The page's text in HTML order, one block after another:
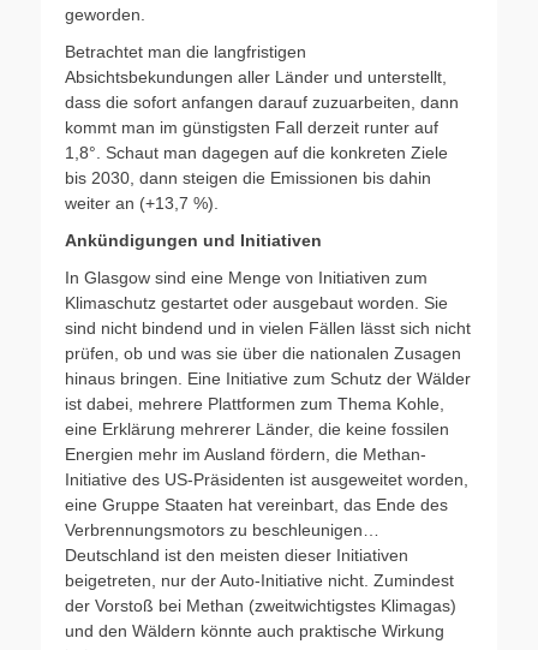
geworden.
Betrachtet man die langfristigen
Absichtsbekundungen aller Länder und unterstellt,
dass die sofort anfangen darauf zuzuarbeiten, dann
kommt man im günstigsten Fall derzeit runter auf
1,8°. Schaut man dagegen auf die konkreten Ziele
bis 2030, dann steigen die Emissionen bis dahin
weiter an (+13,7 %).
Ankündigungen und Initiativen
In Glasgow sind eine Menge von Initiativen zum
Klimaschutz gestartet oder ausgebaut worden. Sie
sind nicht bindend und in vielen Fällen lässt sich nicht
prüfen, ob und was sie über die nationalen Zusagen
hinaus bringen. Eine Initiative zum Schutz der Wälder
ist dabei, mehrere Plattformen zum Thema Kohle,
eine Erklärung mehrerer Länder, die keine fossilen
Energien mehr im Ausland fördern, die Methan-
Initiative des US-Präsidenten ist ausgeweitet worden,
eine Gruppe Staaten hat vereinbart, das Ende des
Verbrennungsmotors zu beschleunigen…
Deutschland ist den meisten dieser Initiativen
beigetreten, nur der Auto-Initiative nicht. Zumindest
der Vorstoß bei Methan (zweitwichtigstes Klimagas)
und den Wäldern könnte auch praktische Wirkung